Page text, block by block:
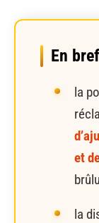
En
la
et
la